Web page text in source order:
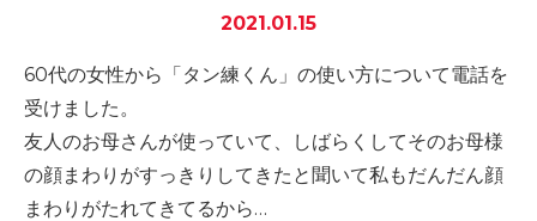
-お客様の声
誤嚥・誤嚥性肺炎の知識
-誤嚥・誤嚥性肺炎とは
-誤嚥のQ&A(コラム)
-誤嚥・誤嚥性肺炎の予防策
2021.01.15
60代の女性から「タン練くん」の使い方について電話を
受けました。
友人のお母さんが使っていて、しばらくしてそのお母様
の顔まわりがすっきりしてきたと聞いて私もだんだん顔
まわりがたれてきてるから…